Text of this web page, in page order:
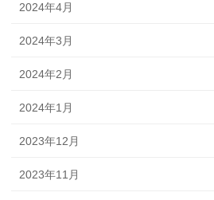
2024年4月
2024年3月
2024年2月
2024年1月
2023年12月
2023年11月